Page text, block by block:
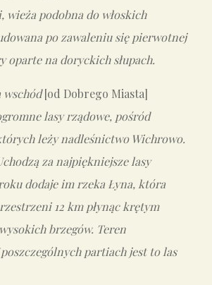
wieża podobna do włoskich
po zawaleniu się pierwotnej
oparte na doryckich słupach.
wschód[od Dobrego Miasta]
lasy rządowe, pośród
leży nadleśnictwo Wichrowo.
za najpiękniejsze lasy
dodaje im rzeka Łyna, która
12 km płynąc krętym
brzegów. Teren
partiach jest to las